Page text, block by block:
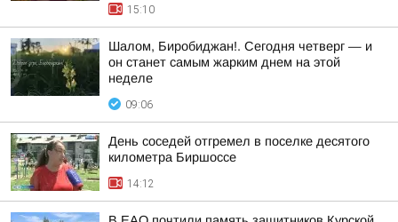
15:10
Шалом, Биробиджан!. Сегодня четверг — и
он станет самым жарким днем на этой
неделе
09:06
День соседей отгремел в поселке десятого
километра Биршоссе
14:12